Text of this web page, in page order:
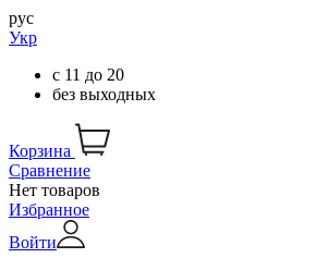
рус
Укр
с 11 до 20
без выходных
Корзина
Сравнение
Нет товаров
Избранное
Войти